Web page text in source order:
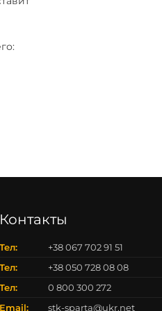
Контакты
Тел:
+38 067 702 91 51
Тел:
+38 050 728 08 08
Тел:
0 800 300 272
Email:
stk-sparta@ukr.net